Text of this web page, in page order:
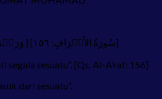
{ وَرَحۡمَتِی وَسِعَتۡ كُلَّ شَیۡءࣲۚ } [سُورَةُ الأَعۡرَافِ: ١٥٦]
segala sesuatu”. [Qs. Al-A’raf: 156]
dari sesuatu”.